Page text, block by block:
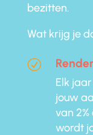
bezitten.
Wat krijg je
R
Elk
jouw
van
wordt